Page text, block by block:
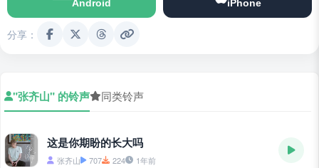
Android iPhone
分享：
"张齐山" 的铃声 同类铃声
这是你期盼的长大吗
张齐山 707 224 1年前